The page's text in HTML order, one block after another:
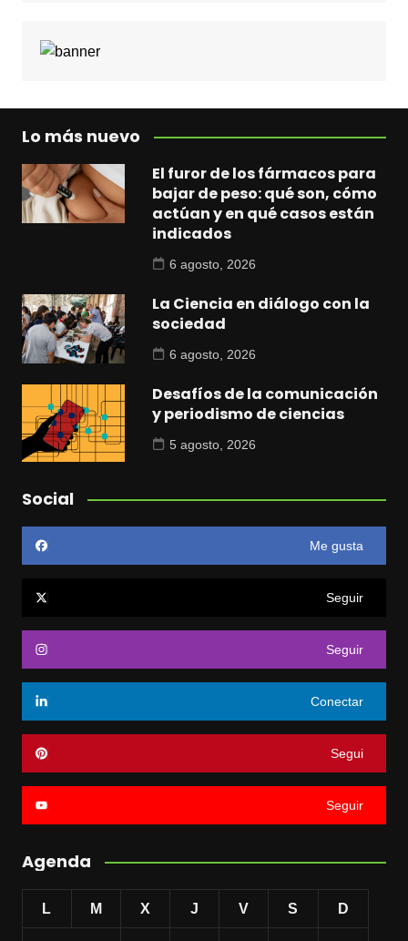
Lo más nuevo
El furor de los fármacos para
bajar de peso: qué son, cómo
actúan y en qué casos están
indicados
6 agosto, 2026
La Ciencia en diálogo con la
sociedad
6 agosto, 2026
Desafíos de la comunicación
y periodismo de ciencias
5 agosto, 2026
Social
Me gusta
Seguir
Seguir
Conectar
Segui
Seguir
Agenda
L M X J V S D